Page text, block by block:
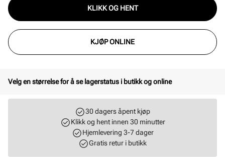
KLIKK OG HENT
KJØP ONLINE
Velg en størrelse for å se lagerstatus i butikk og online
30 dagers åpent kjøp
Klikk og hent innen 30 minutter
Hjemlevering 3-7 dager
Gratis retur i butikk